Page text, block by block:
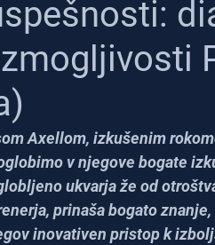
Axellom, izkušenim
v njegove bogate
ukvarja že od
prinaša bogato
inovativen pristop k